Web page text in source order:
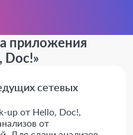
приложения
Doc!»
сетевых
up от Hello, Doc!,
от